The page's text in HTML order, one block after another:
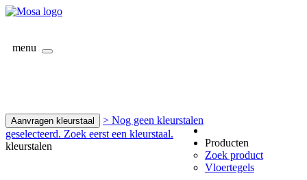
menu
Aanvragen kleurstaal
> Nog geen kleurstalen
geselecteerd. Zoek eerst een kleurstaal.
kleurstalen
Producten
Zoek product
Vloertegels